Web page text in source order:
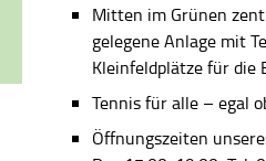
Mitten im Grünen
gelegene Anlage mit
Kleinfeldplätze für die
Tennis für alle – egal
Öffnungszeiten